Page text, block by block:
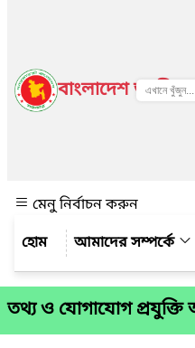
বাংলাদেশ জাতীয়
মেনু নির্বাচন করুন
আমাদের সম্পর্কে
তথ্য ও যোগাযোগ প্রযুক্তি